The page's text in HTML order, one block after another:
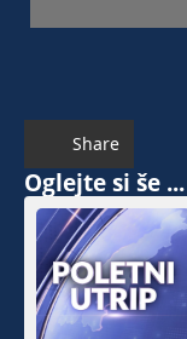
Share
Oglejte si še ...